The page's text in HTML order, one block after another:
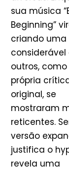
sua música
Beginning”
criando uma
considerável
outros, como
própria
original, se
mostraram
reticentes.
versão
justifica o
revela uma